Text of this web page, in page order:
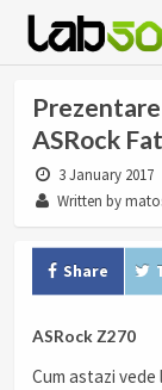
ASRock
3 January 2017
Written by
Share
ASRock Z270
Cum astazi